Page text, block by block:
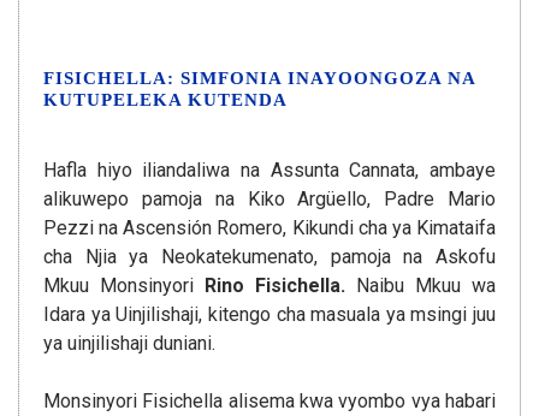
FISICHELLA: SIMFONIA INAYOONGOZA NA
KUTUPELEKA KUTENDA
Hafla hiyo iliandaliwa na Assunta Cannata, ambaye
alikuwepo pamoja na Kiko Argüello, Padre Mario
Pezzi na Ascensión Romero, Kikundi cha ya Kimataifa
cha Njia ya Neokatekumenato, pamoja na Askofu
Mkuu Monsinyori Rino Fisichella. Naibu Mkuu wa
Idara ya Uinjilishaji, kitengo cha masuala ya msingi juu
ya uinjilishaji duniani.
Monsinyori Fisichella alisema kwa vyombo vya habari